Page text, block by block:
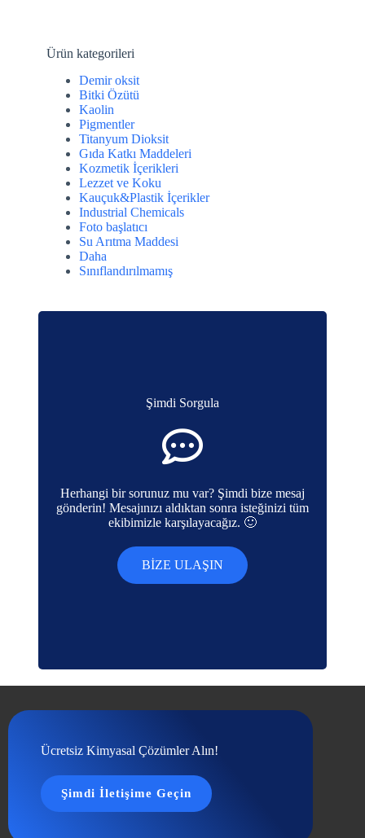
Ürün kategorileri
Demir oksit
Bitki Özütü
Kaolin
Pigmentler
Titanyum Dioksit
Gıda Katkı Maddeleri
Kozmetik İçerikleri
Lezzet ve Koku
Kauçuk&Plastik İçerikler
Industrial Chemicals
Foto başlatıcı
Su Arıtma Maddesi
Daha
Sınıflandırılmamış
Şimdi Sorgula
Herhangi bir sorunuz mu var? Şimdi bize mesaj
gönderin! Mesajınızı aldıktan sonra isteğinizi tüm
ekibimizle karşılayacağız. 🙂
BIZE ULAŞIN
Ücretsiz Kimyasal Çözümler Alın!
Şimdi İletişime Geçin